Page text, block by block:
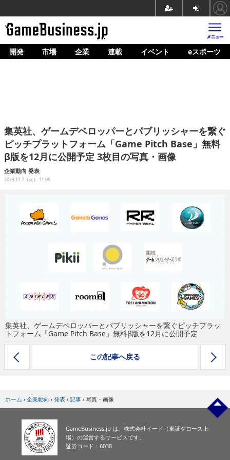
ホーム
企業動向
人材育成
産業政策
イベント/セミナー
開発 市場 企業 連載 イベント eスポーツ
集英社、ゲームデベロッパーとパブリッシャーを繋ぐ
ピッチプラットフォーム「Game Pitch Base」無料
β版を12月に公開予定 3枚目の写真・画像
企業動向 発表
2023.11.7（火） 11:05
集英社、ゲームデベロッパーとパブリッシャーを繋ぐピッチプラッ
トフォーム「Game Pitch Base」無料β版を12月に公開予定
この記事へ戻る
ホーム › 企業動向 › 発表 › 記事 › 写真・画像
GameBusiness.jp は、株式会社イード（東証グロース上
場）の運営するサービスです。
証券コード：6038